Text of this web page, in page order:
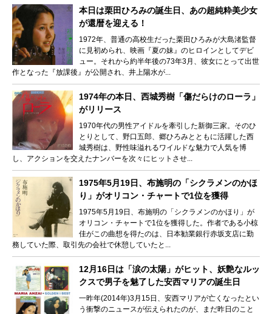
本日は栗田ひろみの誕生日、あの超純粋美少女
が還暦を迎える！
1972年、普通の高校生だった栗田ひろみが大島渚監督
に見初められ、映画『夏の妹』のヒロインとしてデビ
ュー。それから約半年後の73年3月、彼女にとって出世
作となった『放課後』が公開され、井上陽水が...
1974年の本日、西城秀樹「傷だらけのローラ」
がリリース
1970年代の男性アイドルを牽引した新御三家。そのひ
とりとして、野口五郎、郷ひろみとともに活躍した西
城秀樹は、野性味溢れるワイルドな魅力で人気を博
し、アクションを交えたナンバーを次々にヒットさせ...
1975年5月19日、布施明の「シクラメンのかほ
り」がオリコン・チャートで1位を獲得
1975年5月19日、布施明の「シクラメンのかほり」が
オリコン・チャートで1位を獲得した。作者である小椋
佳がこの曲想を得たのは、日本勧業銀行赤坂支店に勤
務していた際、取引先の会社で休憩していたと...
12月16日は「涙の太陽」がヒット、妖艶なルッ
クスで男子を魅了した安西マリアの誕生日
一昨年(2014年)3月15日、安西マリアが亡くなったとい
う衝撃のニュースが伝えられたのが、まだ昨日のこと